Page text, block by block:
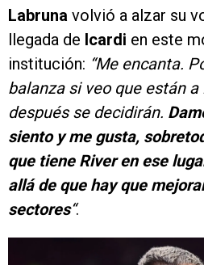
Labruna volvió a alzar su
llegada de Icardi en este
institución: “Me encanta.
balanza si veo que están
después se decidirán.
siento y me gusta,
que tiene River en ese
allá de que hay que
sectores“.